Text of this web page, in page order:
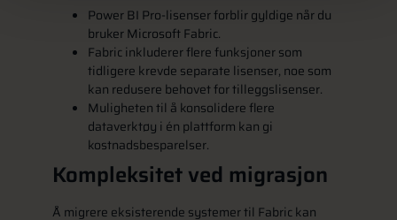
Power BI Pro-lisenser forblir gyldige når du
bruker Microsoft Fabric.
Fabric inkluderer flere funksjoner som
tidligere krevde separate lisenser, noe som
kan redusere behovet for tilleggslisenser.
Muligheten til å konsolidere flere
dataverktøy i én plattform kan gi
kostnadsbesparelser.
Kompleksitet ved migrasjon
Å migrere eksisterende systemer til Fabric kan